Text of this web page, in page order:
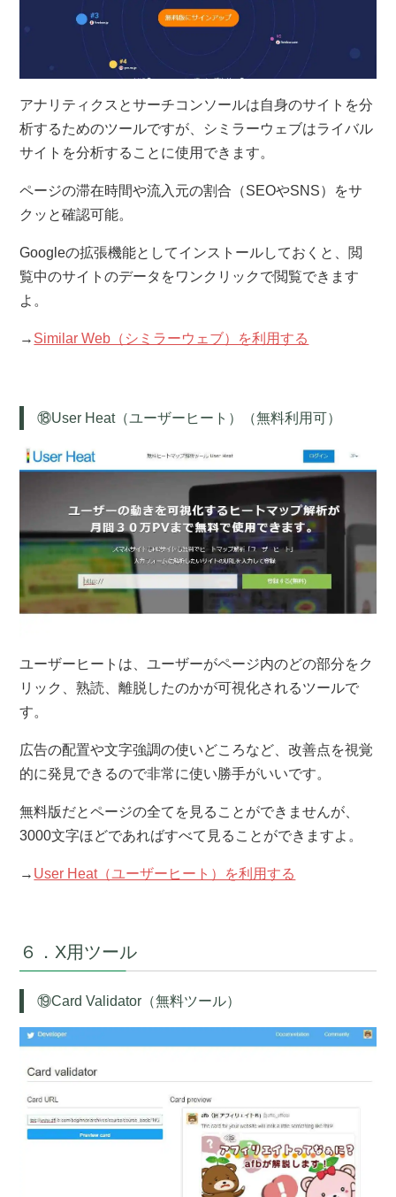
アナリティクスとサーチコンソールは自身のサイトを分
析するためのツールですが、シミラーウェブはライバル
サイトを分析することに使用できます。
ページの滞在時間や流入元の割合（SEOやSNS）をサ
クッと確認可能。
Googleの拡張機能としてインストールしておくと、閲
覧中のサイトのデータをワンクリックで閲覧できます
よ。
→ Similar Web（シミラーウェブ）を利用する
⑱User Heat（ユーザーヒート）（無料利用可）
ユーザーヒートは、ユーザーがページ内のどの部分をク
リック、熟読、離脱したのかが可視化されるツールで
す。
広告の配置や文字強調の使いどころなど、改善点を視覚
的に発見できるので非常に使い勝手がいいです。
無料版だとページの全てを見ることができませんが、
3000文字ほどであればすべて見ることができますよ。
→ User Heat（ユーザーヒート）を利用する
６．X用ツール
⑲Card Validator（無料ツール）